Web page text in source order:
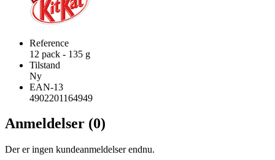
Reference
12 pack - 135 g
Tilstand
Ny
EAN-13
4902201164949
Anmeldelser (0)
Der er ingen kundeanmeldelser endnu.